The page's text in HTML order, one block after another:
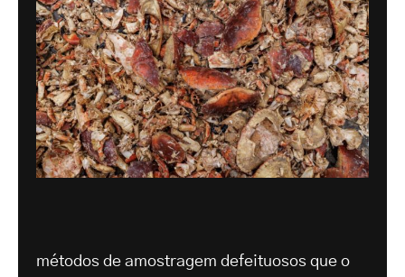
métodos de amostragem defeituosos que o